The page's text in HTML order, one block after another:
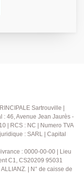
cet appartement
d'une
par son
! -
Paris -
contactez-nous
obtenir plus
une visite !
Sartrouville |
: 46, Avenue Jean Jaurès -
| RCS : NC | Numero TVA
: SARL | Capital
: 0000-00-00 | Lieu
C1, CS20209 95031
| N° de caisse de